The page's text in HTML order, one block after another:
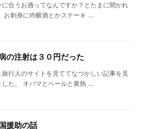
に合うお酒ってなんですか？とたまに聞かれ
お刺身に吟醸酒とかステーキ ...
の注射は３０円だった
旅行人のサイトを見ててなつかしい記事を見
した。 オバマとベールと黄熱 ...
援助の話